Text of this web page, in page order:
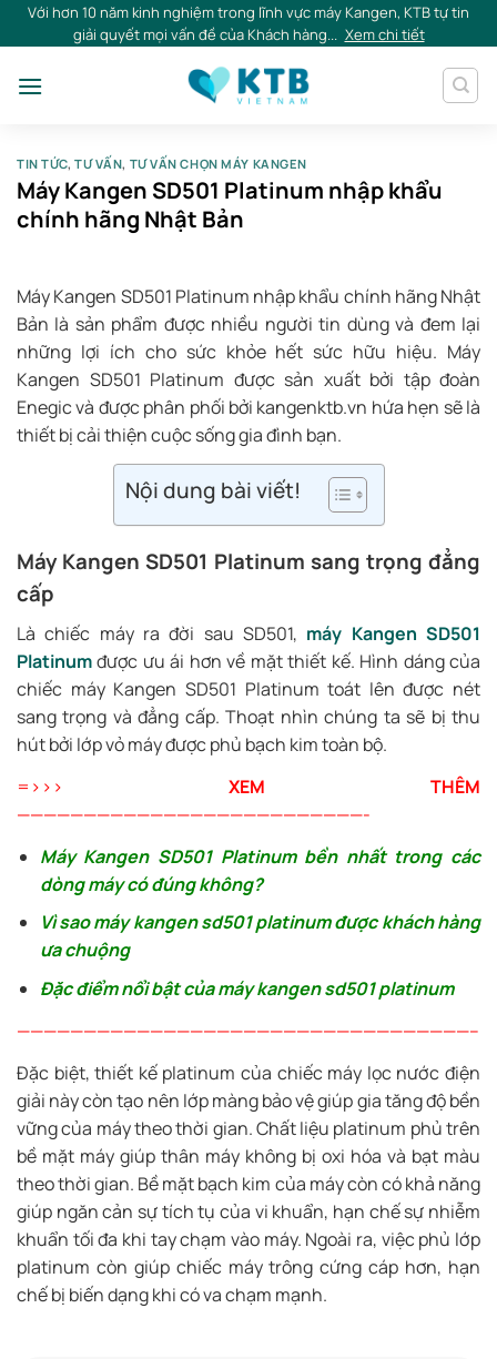
SkipVới hơn 10 năm kinh nghiệm trong lĩnh vực máy Kangen, KTB tự tin
giải quyết mọi vấn đề của Khách hàng... Xem chi tiết
TIN TỨC,TƯ VẤN, TƯ VẤN CHỌN MÁY KANGEN
Máy Kangen SD501 Platinum nhập khẩu
chính hãng Nhật Bản
Máy Kangen SD501 Platinum nhập khẩu chính hãng Nhật
Bản là sản phẩm được nhiều người tin dùng và đem lại
những lợi ích cho sức khỏe hết sức hữu hiệu. Máy
Kangen SD501 Platinum được sản xuất bởi tập đoàn
Enegic và được phân phối bởi kangenktb.vn hứa hẹn sẽ là
thiết bị cải thiện cuộc sống gia đình bạn.
Nội dung bài viết!
Máy Kangen SD501 Platinum sang trọng đẳng
cấp
Là chiếc máy ra đời sau SD501, máy Kangen SD501
Platinumđược ưu ái hơn về mặt thiết kế. Hình dáng của
chiếc máy Kangen SD501 Platinum toát lên được nét
sang trọng và đẳng cấp. Thoạt nhìn chúng ta sẽ bị thu
hút bởi lớp vỏ máy được phủ bạch kim toàn bộ.
=>>> XEM THÊM
——————————————————————————-
Máy Kangen SD501 Platinum bền nhất trong các
dòng máy có đúng không?
Vì sao máy kangen sd501 platinum được khách hàng
ưa chuộng
Đặc điểm nổi bật của máy kangen sd501 platinum
——————————————————————————————————–
Đặc biệt, thiết kế platinum của chiếc máy lọc nước điện
giải này còn tạo nên lớp màng bảo vệ giúp gia tăng độ bền
vững của máy theo thời gian. Chất liệu platinum phủ trên
bề mặt máy giúp thân máy không bị oxi hóa và bạt màu
theo thời gian. Bề mặt bạch kim của máy còn có khả năng
giúp ngăn cản sự tích tụ của vi khuẩn, hạn chế sự nhiễm
khuẩn tối đa khi tay chạm vào máy. Ngoài ra, việc phủ lớp
platinum còn giúp chiếc máy trông cứng cáp hơn, hạn
chế bị biến dạng khi có va chạm mạnh.